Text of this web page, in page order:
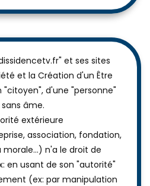
et ses sites
et la Création d'un Être
"citoyen", d'une "personne"
âme.
extérieure
association, fondation,
n'a le droit de
en usant de son "autorité"
(ex: par manipulation